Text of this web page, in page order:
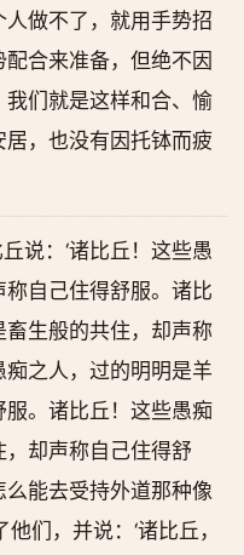
做不了，就用手势招
合来准备，但绝不因
们就是这样和合、愉
，也没有因托钵而疲
说：‘诸比丘！这些愚
自己住得舒服。诸比
生般的共住，却声称
之人，过的明明是羊
。诸比丘！这些愚痴
却声称自己住得舒
能去受持外道那种像
们，并说：‘诸比丘，